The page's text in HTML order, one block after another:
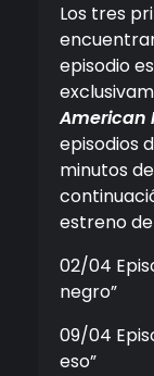
Los tres
episodio
American
episodios
minutos
estreno
02/04
negro”
09/04
eso”